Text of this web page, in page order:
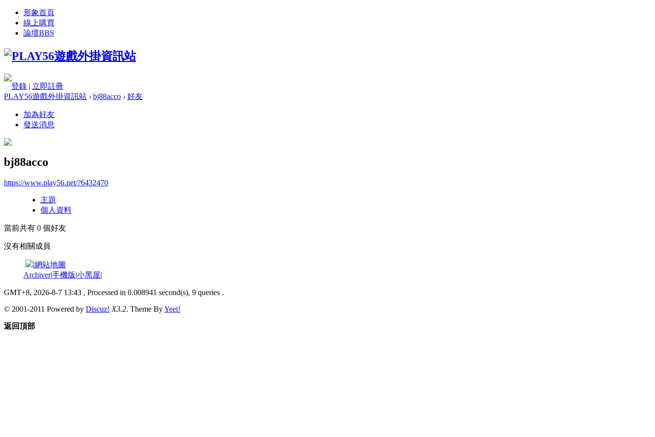
形象首頁
線上購買
論壇BBS
登錄 | 立即註冊
PLAY56遊戲外掛資訊站 › bj88acco › 好友
加為好友
發送消息
bj88acco
https://www.play56.net/?6432470
主題
個人資料
當前共有 0 個好友
沒有相關成員
|網站地圖
Archiver|手機版|小黑屋|
GMT+8, 2026-8-7 13:43 , Processed in 0.008941 second(s), 9 queries .
© 2001-2011 Powered by Discuz! X3.2. Theme ByYeei!
返回頂部